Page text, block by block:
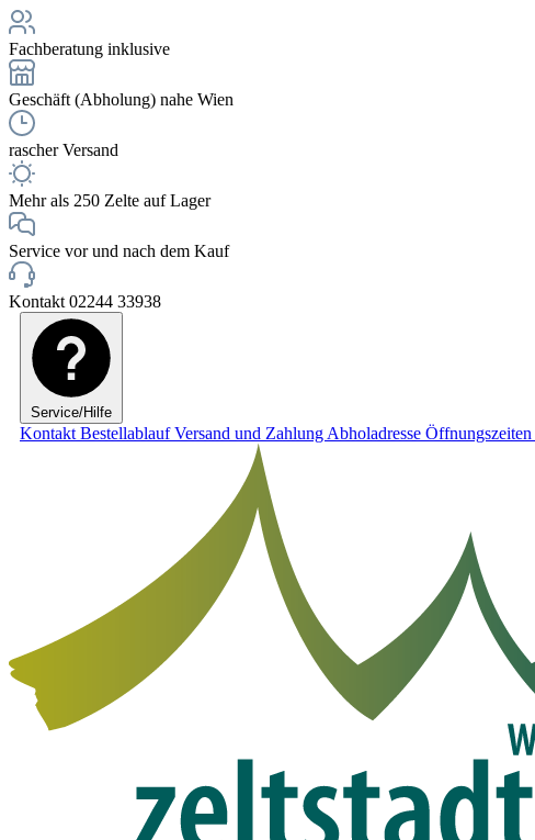
Fachberatung inklusive
Geschäft (Abholung) nahe Wien
rascher Versand
Mehr als 250 Zelte auf Lager
Service vor und nach dem Kauf
Kontakt 02244 33938
Service/Hilfe
Kontakt BestellablaufVersand und Zahlung Abholadresse Öffnungszeiten